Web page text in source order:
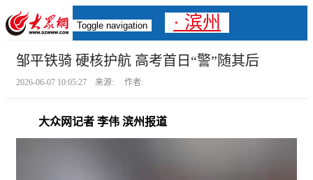
Toggle navigation · 滨州
邹平铁骑 硬核护航 高考首日“警”随其后
2026-06-07 10:05:27 来源: 作者:
大众网记者 李伟 滨州报道